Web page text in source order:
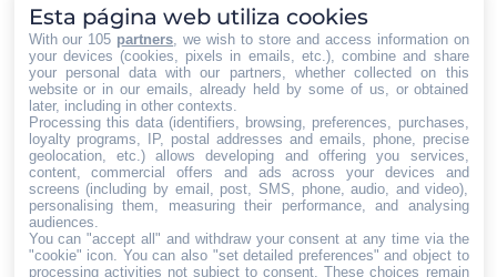
Contacto Iberian Press
Principales vías de contacto:
E-mail:
info@iberianpress.es
Teléfono:
+34 911863556
Fax:
+34 911863556
Encuéntranos en:
Facebook
X
YouTube
Rss
Esta página web utiliza cookies
With our 105 partners , we wish to store and access information on
your devices (cookies, pixels in emails, etc.), combine and share
your personal data with our partners, whether collected on this
website or in our emails, already held by some of us, or obtained
later, including in other contexts.
Processing this data (identifiers, browsing, preferences, purchases,
loyalty programs, IP, postal addresses and emails, phone, precise
geolocation, etc.) allows developing and offering you services,
content, commercial offers and ads across your devices and
screens (including by email, post, SMS, phone, audio, and video),
personalising them, measuring their performance, and analysing
audiences.
You can "accept all" and withdraw your consent at any time via the
"cookie" icon . You can also "set detailed preferences" and object to
processing activities not subject to consent. These choices remain